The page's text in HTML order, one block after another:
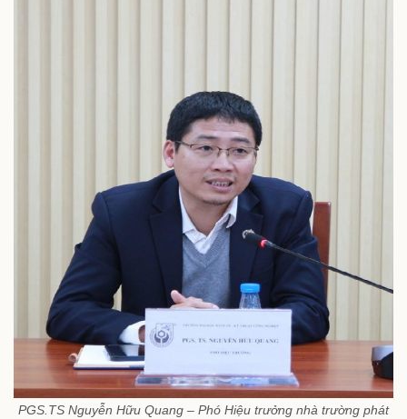
PGS.TS Nguyễn Hữu Quang – Phó Hiệu trưởng nhà trường phát